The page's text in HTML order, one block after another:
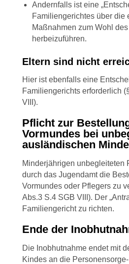
Andernfalls ist eine
Familiengerichtes über die
Maßnahmen zum Wohl des
herbeizuführen.
Eltern sind nicht
Hier ist ebenfalls eine
Familiengerichts erforderlich
VIII).
Pflicht zur
Vormundes bei
ausländischen
Minderjährigen unbegleiteten
durch das Jugendamt die
Vormundes oder Pflegers zu
Abs.3 S.4 SGB VIII). Der
Familiengericht zu richten.
Ende der
Die Inobhutnahme endet mit
Kindes an die